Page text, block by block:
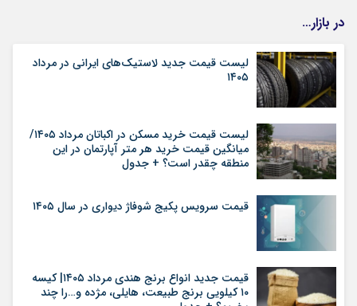
در بازار…
لیست قیمت جدید لاستیک‌های ایرانی در مرداد
۱۴۰۵
لیست قیمت خرید مسکن در اکباتان مرداد ۱۴۰۵/
میانگین قیمت خرید هر متر آپارتمان در این
منطقه چقدر است؟ + جدول
قیمت سرویس پکیج شوفاژ دیواری در سال ۱۴۰۵
قیمت جدید انواع برنج هندی مرداد ۱۴۰۵| کیسه
۱۰ کیلویی برنج طبیعت، هایلی، مژده و…را چند